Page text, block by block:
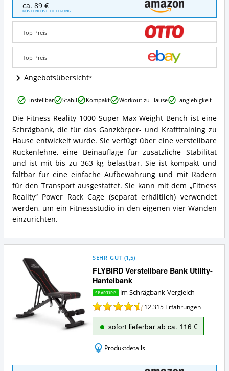
Reality
1000
Super
Max
Hantelbank
Angebote:
Wo
ist
diese
erhältlich?
ca. 89 €
KOSTENLOSE LIEFERUNG
Top Preis
Top Preis
Angebotsübersicht
Fitness
Reality
1000
Super
Max
Hantelbank
Zusammenfassung:
Was
bietet
diese
Schrägbank?
Die Fitness Reality 1000 Super Max Weight Bench ist eine
Schrägbank, die für das Ganzkörper- und Krafttraining zu
Hause entwickelt wurde. Sie verfügt über eine verstellbare
Rückenlehne, eine Beinauflage für zusätzliche Stabilität
und ist mit bis zu 363 kg belastbar. Sie ist kompakt und
faltbar für eine einfache Aufbewahrung und mit Rädern
für den Transport ausgestattet. Sie kann mit dem „Fitness
Reality“ Power Rack Cage (separat erhältlich) verwendet
werden, um ein Fitnessstudio in den eigenen vier Wänden
einzurichten.
Fitness
Reality
1000
Super
Max
Hantelbank
Vorteile:
Was
spricht
für
diese
Schrägbank?
Einstellbar Stabil Kompakt Workout zu Hause Langlebigkeit
FLYBIRD Verstellbare Bank Utility-
Hantelbank
SEHR GUT (1,5)
SPARTIPP im Schrägbank-Vergleich
12.315 Erfahrungen
sofort lieferbar ab ca. 116 €
Produktdetails